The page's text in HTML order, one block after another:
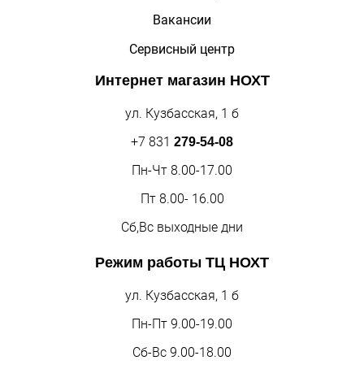
Вакансии
Сервисный центр
Интернет магазин НОХТ
ул. Кузбасская, 1 б
+7 831 279-54-08
Пн-Чт 8.00-17.00
Пт 8.00- 16.00
Сб,Вс выходные дни
Режим работы ТЦ НОХТ
ул. Кузбасская, 1 б
Пн-Пт 9.00-19.00
Сб-Вс 9.00-18.00